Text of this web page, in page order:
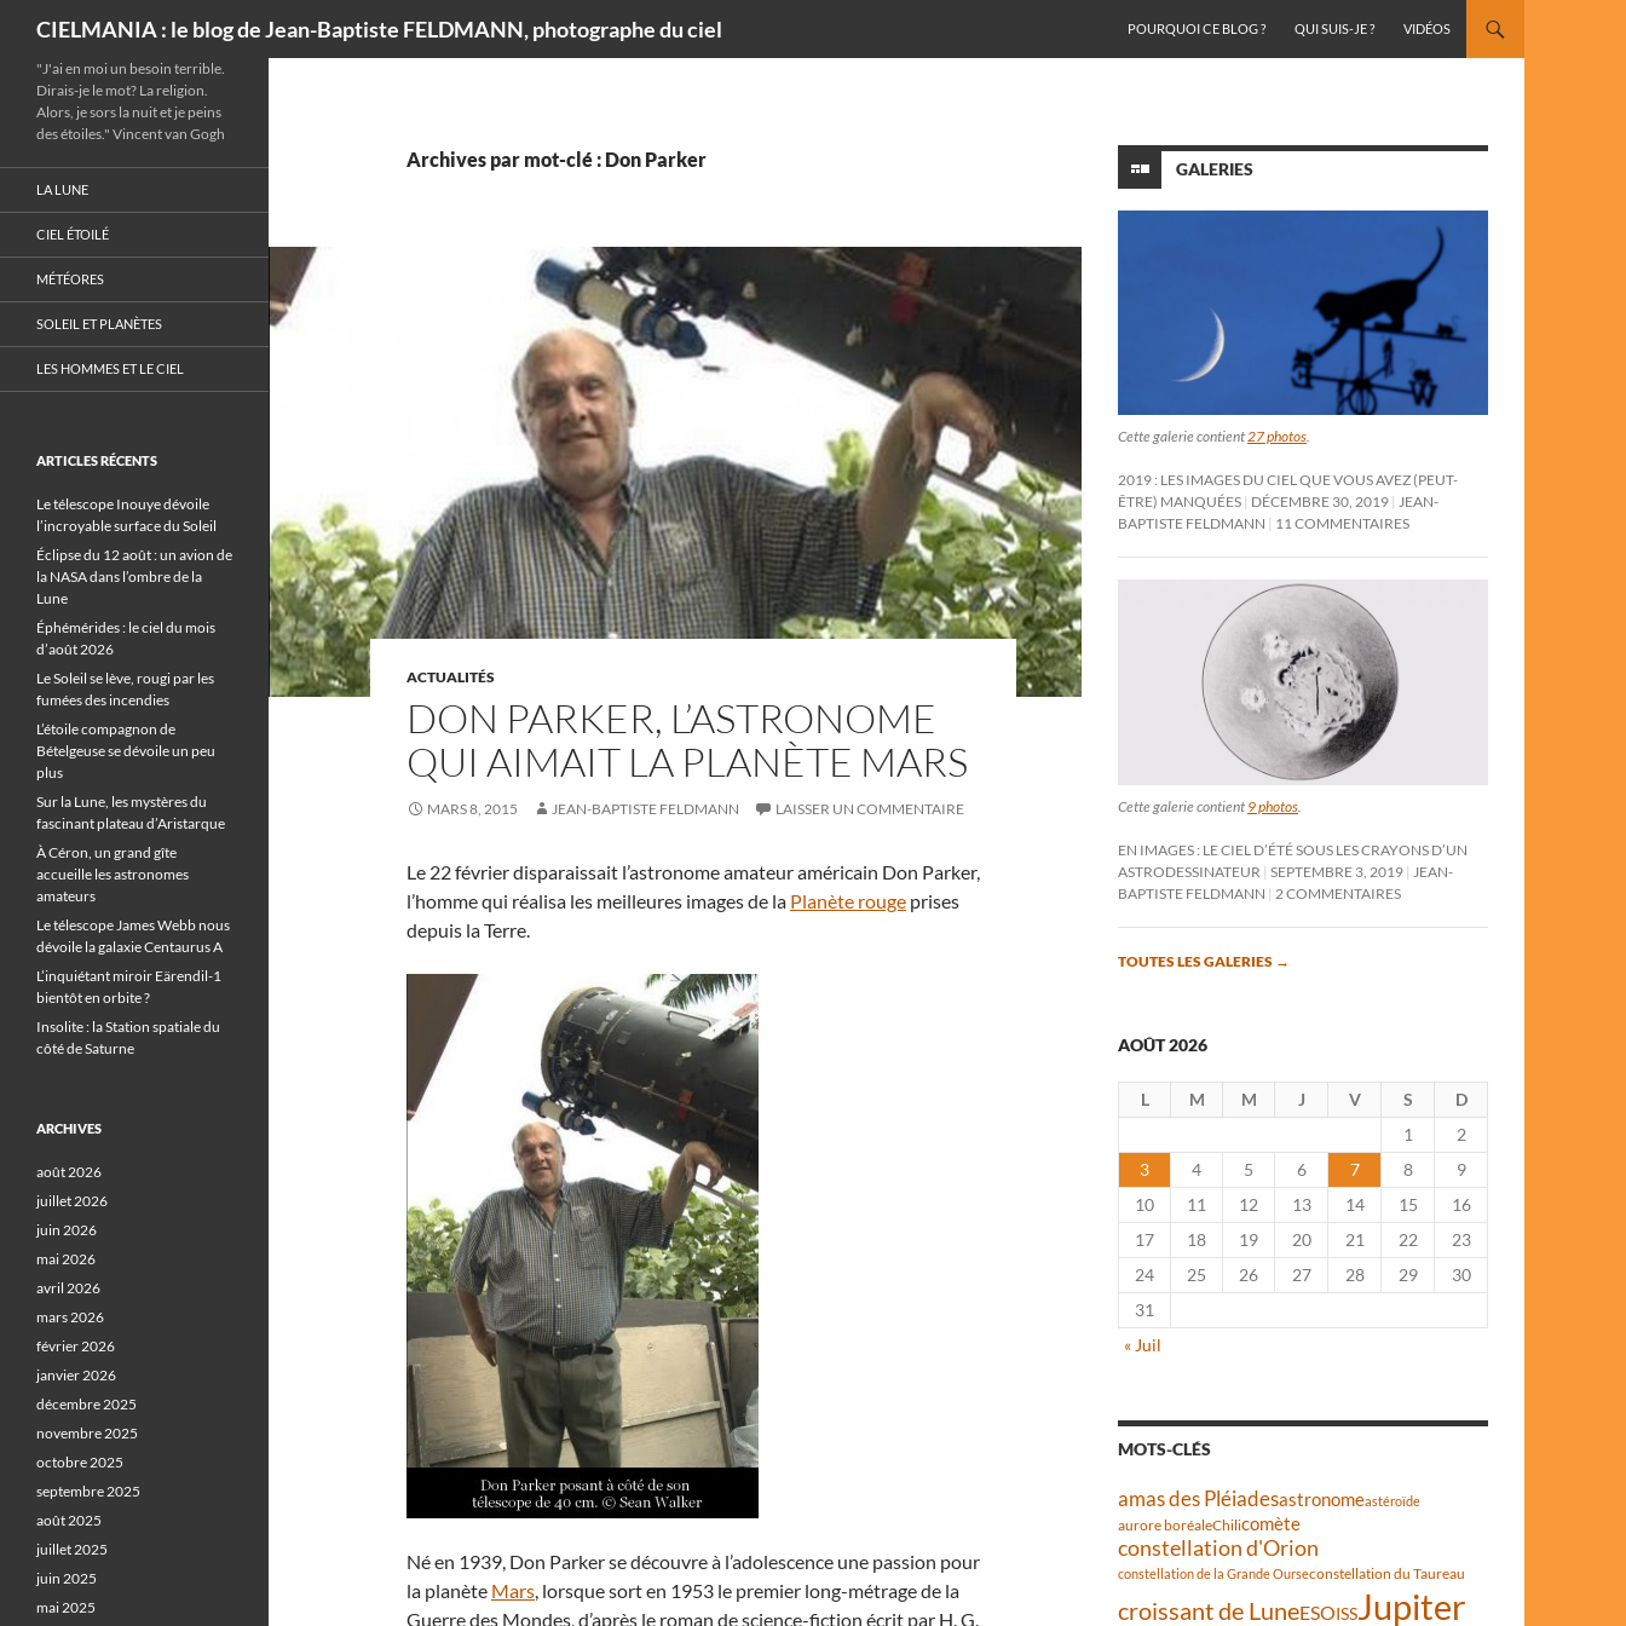
CIELMANIA : le blog de Jean-Baptiste FELDMANN, photographe du ciel
POURQUOI CE BLOG ?
QUI SUIS-JE ? VIDÉOS
Archives par mot-clé : Don Parker
ACTUALITÉS
DON PARKER, L’ASTRONOME
QUI AIMAIT LA PLANÈTE MARS
MARS 8, 2015 JEAN-BAPTISTE FELDMANN LAISSER UN COMMENTAIRE
Le 22 février disparaissait l’astronome amateur américain Don Parker,
l’homme qui réalisa les meilleures images de la Planète rouge prises
depuis la Terre.
Né en 1939, Don Parker se découvre à l’adolescence une passion pour
la planète Mars, lorsque sort en 1953 le premier long-métrage de la
Guerre des Mondes, d’après le roman de science-fiction écrit par H. G.
GALERIES
Cette galerie contient27 photos.
2019 : LES IMAGES DU CIEL QUE VOUS AVEZ (PEUT-
ÊTRE) MANQUÉES DÉCEMBRE 30, 2019 JEAN-
BAPTISTE FELDMANN
11 COMMENTAIRES
Cette galerie contient 9 photos
EN IMAGES : LE CIEL D’ÉTÉ SOUS LES CRAYONS D’UN
ASTRODESSINATEUR SEPTEMBRE 3, 2019
JEAN-
BAPTISTE FELDMANN
2 COMMENTAIRES
TOUTES LES GALERIES →
AOÛT 2026
L M M J V S
D
1
2
3
4 5 6 7 8
9
10
11 12 13 14 15
16
17
18 19 20 21 22
23
24
25 26 27 28 29
30
31
« Juil
MOTS-CLÉS
amas des Pléiadesastronomeastéroïde
aurore boréaleChilicomète
constellation d'Orion
constellation de la Grande Ourseconstellation du Taureau
croissant de LuneESOISSJupiter
"J'ai en moi un besoin terrible.
Dirais-je le mot? La religion.
Alors, je sors la nuit et je peins
des étoiles." Vincent van Gogh
LA LUNE
CIEL ÉTOILÉ
MÉTÉORES
SOLEIL ET PLANÈTES
LES HOMMES ET LE CIEL
ARTICLES RÉCENTS
Le télescope Inouye dévoile
l’incroyable surface du Soleil
Éclipse du 12 août : un avion de
la NASA dans l’ombre de la
Lune
Éphémérides : le ciel du mois
d’août 2026
Le Soleil se lève, rougi par les
fumées des incendies
L’étoile compagnon de
Bételgeuse se dévoile un peu
plus
Sur la Lune, les mystères du
fascinant plateau d’Aristarque
À Céron, un grand gîte
accueille les astronomes
amateurs
Le télescope James Webb nous
dévoile la galaxie Centaurus A
L’inquiétant miroir Eärendil-1
bientôt en orbite ?
Insolite : la Station spatiale du
côté de Saturne
ARCHIVES
août 2026
juillet 2026
juin 2026
mai 2026
avril 2026
mars 2026
février 2026
janvier 2026
décembre 2025
novembre 2025
octobre 2025
septembre 2025
août 2025
juillet 2025
juin 2025
mai 2025